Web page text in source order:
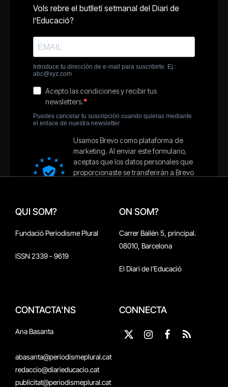
QUI SOM?
Fundació Periodisme Plural
ISSN 2339 - 9619
ON SOM?
Carrer Bailén 5, principal.
08010, Barcelona
El Diari de l'Educació
CONTACTA'NS
Ana Basanta
abasanta@periodismeplural.cat
redaccio@diarieducacio.cat
publicitat@periodismeplural.cat
CONNECTA
X
Instagram
Facebook
RSS